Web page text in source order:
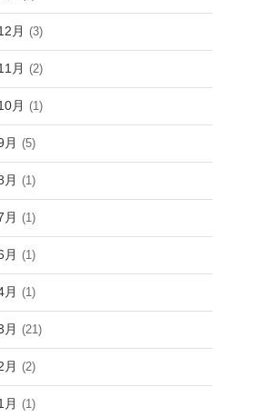
月 (3)
月 (2)
月 (1)
月 (5)
月 (1)
月 (1)
月 (1)
月 (1)
月 (21)
月 (2)
月 (1)